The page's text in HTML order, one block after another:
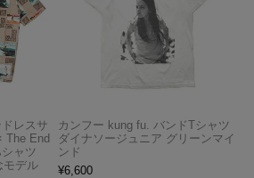
レスサ
The End
ャツ
モデル
カンフー kung fu. バンドTシャツ
ダイナソージュニア グリーンマイ
ンド
¥6,600